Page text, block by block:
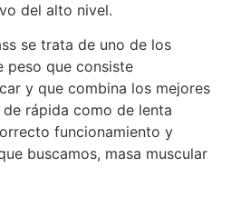
del alto nivel.
se trata de uno de los
peso que consiste
y que combina los mejores
rápida como de lenta
funcionamiento y
buscamos, masa muscular